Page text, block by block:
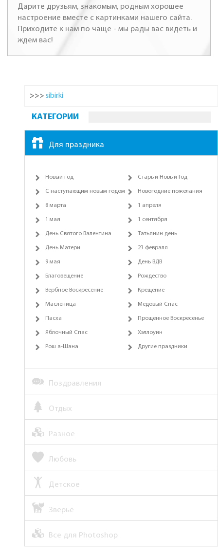
Дарите друзьям, знакомым, родным хорошее
настроение вместе с картинками нашего сайта.
Приходите к нам по чаще - мы рады вас видеть и
ждем вас!
>>> sibirki
КАТЕГОРИИ
Для праздника
Новый год Старый Новый Год
С наступающим новым годом Новогодние пожелания
8 марта 1 апреля
1 мая 1 сентября
День Святого Валентина Татьянин день
День Матери 23 февраля
9 мая День ВДВ
Благовещение Рождество
Вербное Воскресение Крещение
Масленица Медовый Спас
Пасха Прощенное Воскресенье
Яблочный Спас Хэллоуин
Рош а-Шана Другие праздники
Поздравления
Отдых
Разное
Любовь
Детское
Зверьё
Все для Photoshop